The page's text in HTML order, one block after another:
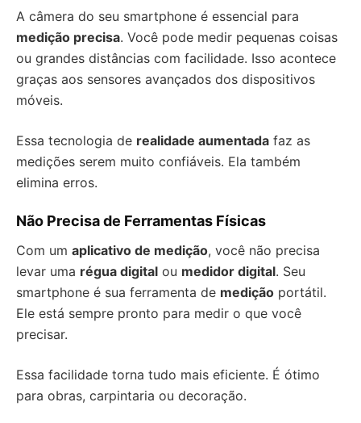
A câmera do seu smartphone é essencial para
medição precisa. Você pode medir pequenas coisas
ou grandes distâncias com facilidade. Isso acontece
graças aos sensores avançados dos dispositivos
móveis.
Essa tecnologia de realidade aumentada faz as
medições serem muito confiáveis. Ela também
elimina erros.
Não Precisa de Ferramentas Físicas
Com um aplicativo de medição, você não precisa
levar uma régua digital ou medidor digital. Seu
smartphone é sua ferramenta de medição portátil.
Ele está sempre pronto para medir o que você
precisar.
Essa facilidade torna tudo mais eficiente. É ótimo
para obras, carpintaria ou decoração.